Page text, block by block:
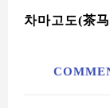
차마고도(茶